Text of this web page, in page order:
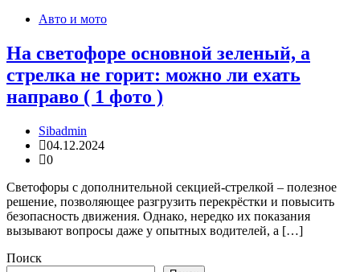
Авто и мото
На светофоре основной зеленый, а
стрелка не горит: можно ли ехать
направо ( 1 фото )
Sibadmin
04.12.2024
0
Светофоры с дополнительной секцией-стрелкой – полезное
решение, позволяющее разгрузить перекрёстки и повысить
безопасность движения. Однако, нередко их показания
вызывают вопросы даже у опытных водителей, а […]
Поиск